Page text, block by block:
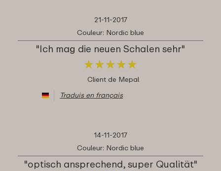
21-11-2017
Couleur: Nordic blue
"Ich mag die neuen Schalen sehr"
★★★★★
★★★★★
Client de Mepal
Traduis en français
14-11-2017
Couleur: Nordic blue
"optisch ansprechend, super Qualität"